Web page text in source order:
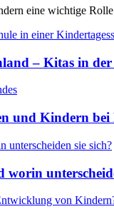
eine wichtige
– Kitas in der
und Kindern